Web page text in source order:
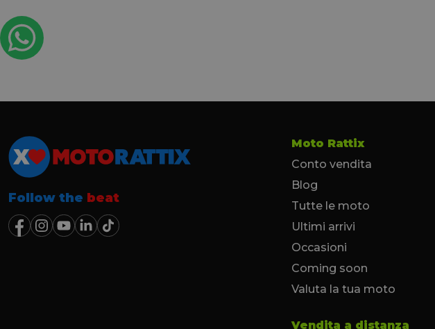
Follow the beat
Moto Rattix
Conto vendita
Blog
Tutte le moto
Ultimi arrivi
Occasioni
Coming soon
Valuta la tua moto
Vendita a distanza